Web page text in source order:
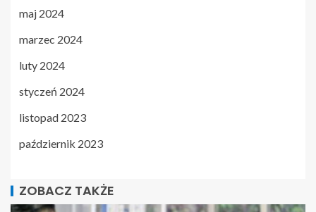
maj 2024
marzec 2024
luty 2024
styczeń 2024
listopad 2023
październik 2023
ZOBACZ TAKŻE